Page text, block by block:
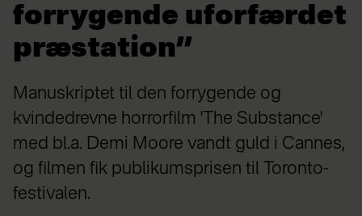
forrygende uforfærdet
præstation”
Manuskriptet til den forrygende og
kvindedrevne horrorfilm 'The Substance'
med bl.a. Demi Moore vandt guld i Cannes,
og filmen fik publikumsprisen til Toronto-
festivalen.